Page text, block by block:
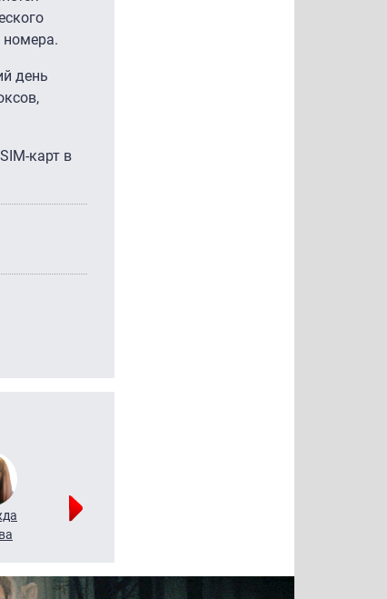
день
карт в